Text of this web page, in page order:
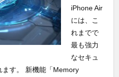
iPhone Air
には、こ
れまでで
最も強力
なセキュ
ます。 新機能「Memory